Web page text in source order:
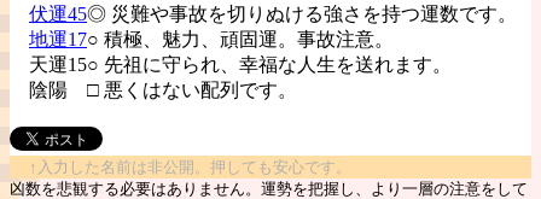
伏運45◎ 災難や事故を切りぬける強さを持つ運数です。
地運17○ 積極、魅力、頑固運。事故注意。
天運15○ 先祖に守られ、幸福な人生を送れます。
陰陽 □ 悪くはない配列です。
↑入力した名前は非公開。押しても安心です。
凶数を悲観する必要はありません。運勢を把握し、より一層の注意をして